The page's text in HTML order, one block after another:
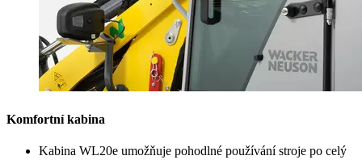
Komfortní kabina
Kabina WL20e umožňuje pohodlné používání stroje po celý